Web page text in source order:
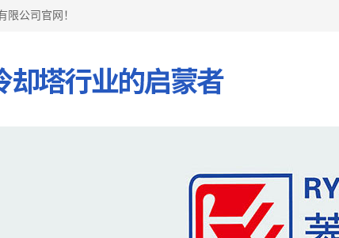
限公司官网！